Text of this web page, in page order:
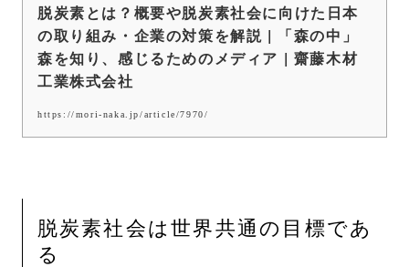
脱炭素とは？概要や脱炭素社会に向けた日本
の取り組み・企業の対策を解説 | 「森の中」
森を知り、感じるためのメディア | 齋藤木材
工業株式会社
https://mori-naka.jp/article/7970/
脱炭素社会は世界共通の目標であ
る